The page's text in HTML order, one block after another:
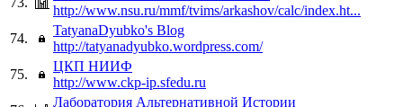
http://www.nsu.ru/mmf/tvims/arkashov/calc/index.ht...
74.
TatyanaDyubko's Blog
http://tatyanadyubko.wordpress.com/
75.
ЦКП НИИФ
http://www.ckp-ip.sfedu.ru
Лаборатория Альтернативной Истории